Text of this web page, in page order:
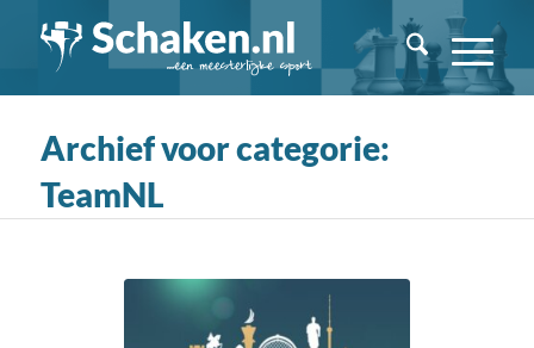
Archief voor categorie:
TeamNL